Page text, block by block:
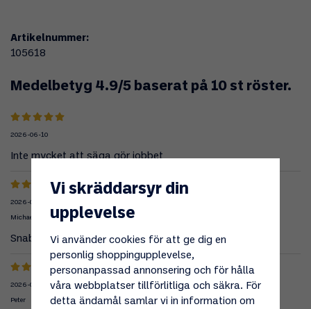
Artikelnummer:
105618
Medelbetyg 4.9/5 baserat på 10 st röster.
2026-06-10
Inte mycket att säga gör jobbet
2026-05-25
Michael
Snabb leverans
2026-05-20
Peter
Vi skräddarsyr din
upplevelse
Vi använder cookies för att ge dig en
personlig shoppingupplevelse,
personanpassad annonsering och för hålla
våra webbplatser tillförlitliga och säkra. För
detta ändamål samlar vi in information om